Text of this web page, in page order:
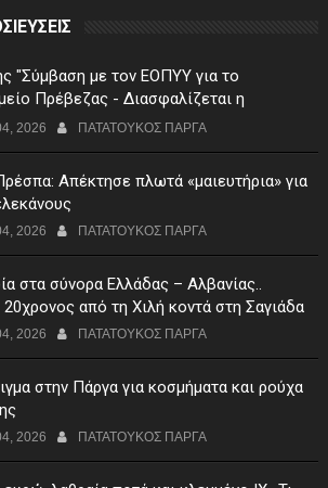
"Σύμβαση με τον ΕΟΠΥΥ για το
Πρέβεζας - Διασφαλίζεται η
της λειτουργίας του"
2026 ΠΑΤΑΤΟΥΚΟΣ ΠΑΡΓΑ
Απέκτησε πλωτά «μαιευτήρια» για
2026 ΠΑΤΑΤΟΥΚΟΣ ΠΑΡΓΑ
στα σύνορα Ελλάδας – Αλβανίας..
από τη Χιλή κοντά στη Σαγιάδα
2026 ΠΑΤΑΤΟΥΚΟΣ ΠΑΡΓΑ
στην Πάργα για κοσμήματα και ρούχα
2026 ΠΑΤΑΤΟΥΚΟΣ ΠΑΡΓΑ